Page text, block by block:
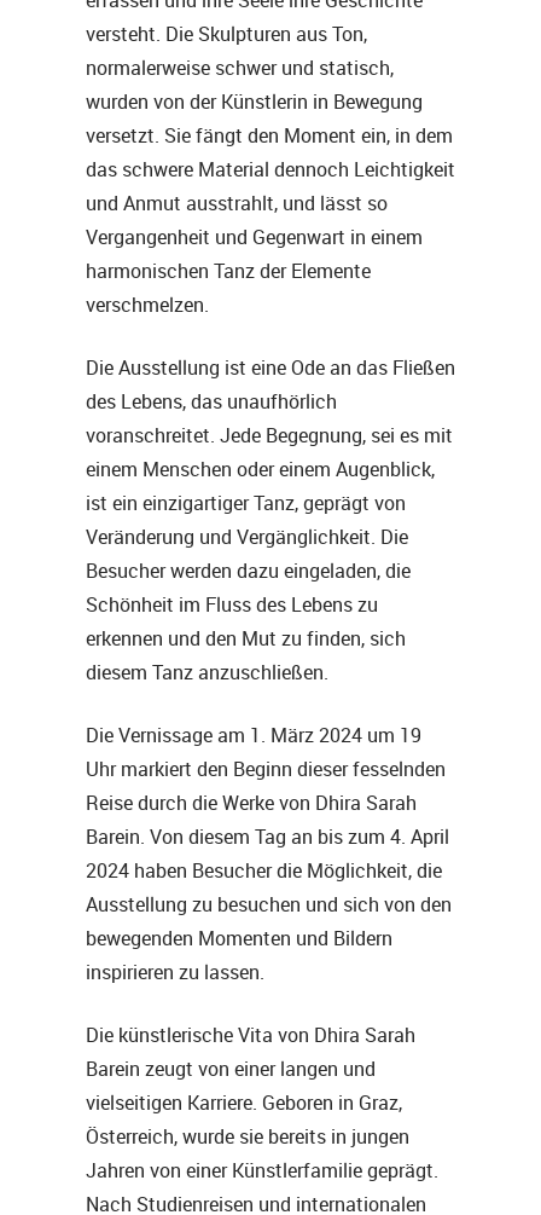
versteht. Die Skulpturen aus Ton,
normalerweise schwer und statisch,
wurden von der Künstlerin in Bewegung
versetzt. Sie fängt den Moment ein, in dem
das schwere Material dennoch Leichtigkeit
und Anmut ausstrahlt, und lässt so
Vergangenheit und Gegenwart in einem
harmonischen Tanz der Elemente
verschmelzen.
Die Ausstellung ist eine Ode an das Fließen
des Lebens, das unaufhörlich
voranschreitet. Jede Begegnung, sei es mit
einem Menschen oder einem Augenblick,
ist ein einzigartiger Tanz, geprägt von
Veränderung und Vergänglichkeit. Die
Besucher werden dazu eingeladen, die
Schönheit im Fluss des Lebens zu
erkennen und den Mut zu finden, sich
diesem Tanz anzuschließen.
Die Vernissage am 1. März 2024 um 19
Uhr markiert den Beginn dieser fesselnden
Reise durch die Werke von Dhira Sarah
Barein. Von diesem Tag an bis zum 4. April
2024 haben Besucher die Möglichkeit, die
Ausstellung zu besuchen und sich von den
bewegenden Momenten und Bildern
inspirieren zu lassen.
Die künstlerische Vita von Dhira Sarah
Barein zeugt von einer langen und
vielseitigen Karriere. Geboren in Graz,
Österreich, wurde sie bereits in jungen
Jahren von einer Künstlerfamilie geprägt.
Nach Studienreisen und internationalen